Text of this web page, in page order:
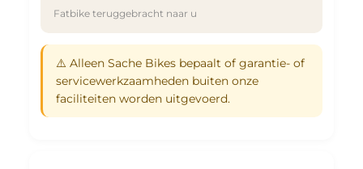
Fatbike teruggebracht naar u
⚠️ Alleen Sache Bikes bepaalt of garantie- of
servicewerkzaamheden buiten onze
faciliteiten worden uitgevoerd.